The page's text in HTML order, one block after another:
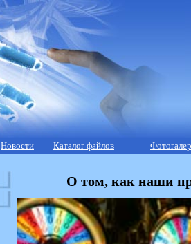
Новости Каталог файлов
О том, как наши